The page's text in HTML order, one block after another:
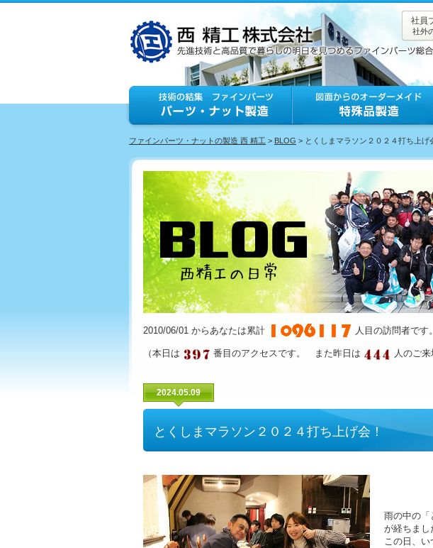
社員
社外
ファインパーツ・ナットの製造 西 精工 > BLOG > とくしまマラソン２０２４打ち上げ
2010/06/01 からあなたは累計 人目の訪問者です。
（本日は 番目のアクセスです。 また昨日は 人のご来
2024.05.09
とくしまマラソン２０２４打ち上げ会！
雨の中の「
が経ちまし
この日、い